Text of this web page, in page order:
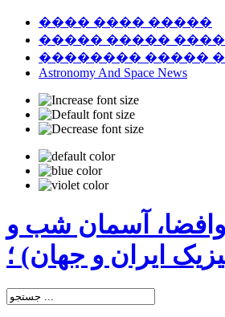
���� ���� �����
����� �����
�������� �����
Astronomy And Space News
آسمان شب و
ایران و جهان) ؛